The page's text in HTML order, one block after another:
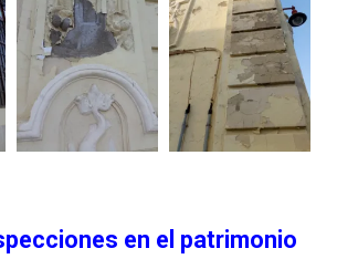
en el patrimonio